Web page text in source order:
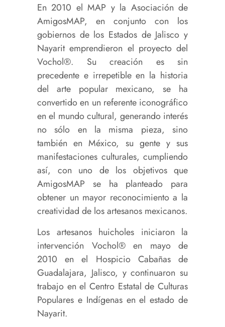
En 2010 el MAP y la Asociación de
AmigosMAP, en conjunto con los
gobiernos de los Estados de Jalisco y
Nayarit emprendieron el proyecto del
Vochol®. Su creación es sin
precedente e irrepetible en la historia
del arte popular mexicano, se ha
convertido en un referente iconográfico
en el mundo cultural, generando interés
no sólo en la misma pieza, sino
también en México, su gente y sus
manifestaciones culturales, cumpliendo
así, con uno de los objetivos que
AmigosMAP se ha planteado para
obtener un mayor reconocimiento a la
creatividad de los artesanos mexicanos.
Los artesanos huicholes iniciaron la
intervención Vochol® en mayo de
2010 en el Hospicio Cabañas de
Guadalajara, Jalisco, y continuaron su
trabajo en el Centro Estatal de Culturas
Populares e Indígenas en el estado de
Nayarit.